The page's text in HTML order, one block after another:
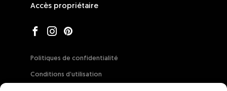
Accès propriétaire
Politiques de confidentialité
Conditions d’utilisation